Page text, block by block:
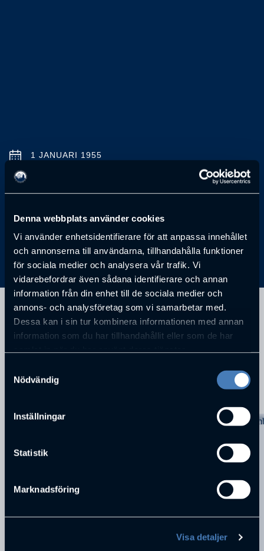
Denna webbplats använder cookies
Vi använder enhetsidentifierare för att anpassa innehållet
och annonserna till användarna, tillhandahålla funktioner
för sociala medier och analysera vår trafik. Vi
vidarebefordrar även sådana identifierare och annan
information från din enhet till de sociala medier och
annons- och analysföretag som vi samarbetar med.
Dessa kan i sin tur kombinera informationen med annan
information som du har tillhandahållit eller som de har
Nödvändig
Inställningar
Statistik
Marknadsföring
Visa detaljer
1 JANUARI 1955
Erik Westerlind
Anmälan till föreläsning har passerat
Statssekreterare Finansdepartementet